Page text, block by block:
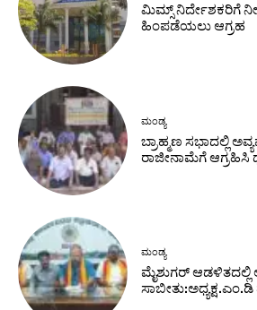
ಮಿಮ್ಸ್ ನಿರ್ದೇಶಕರಿಗೆ
ಹಿಂಪಡೆಯಲು ಆಗ್ರಹ
ಮಂಡ್ಯ
ಬ್ರಾಹ್ಮಣ ಸಭಾದಲ್ಲಿ
ರಾಜೀನಾಮೆಗೆ ಆಗ್ರಹಿಸಿ
ಮಂಡ್ಯ
ಮೈಶುಗರ್ ಆಡಳಿತದಲ್ಲಿ